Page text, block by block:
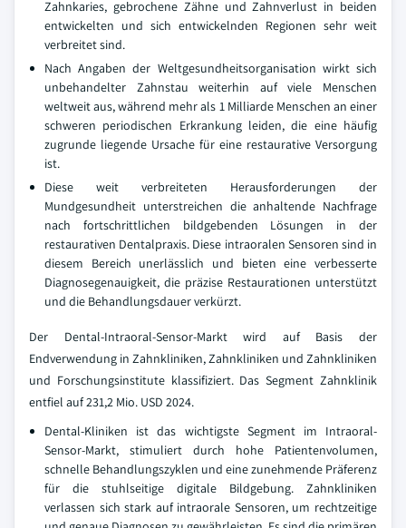
Zahnkaries, gebrochene Zähne und Zahnverlust in beiden
entwickelten und sich entwickelnden Regionen sehr weit
verbreitet sind.
Nach Angaben der Weltgesundheitsorganisation wirkt sich
unbehandelter Zahnstau weiterhin auf viele Menschen
weltweit aus, während mehr als 1 Milliarde Menschen an einer
schweren periodischen Erkrankung leiden, die eine häufig
zugrunde liegende Ursache für eine restaurative Versorgung
ist.
Diese weit verbreiteten Herausforderungen der
Mundgesundheit unterstreichen die anhaltende Nachfrage
nach fortschrittlichen bildgebenden Lösungen in der
restaurativen Dentalpraxis. Diese intraoralen Sensoren sind in
diesem Bereich unerlässlich und bieten eine verbesserte
Diagnosegenauigkeit, die präzise Restaurationen unterstützt
und die Behandlungsdauer verkürzt.
Der Dental-Intraoral-Sensor-Markt wird auf Basis der
Endverwendung in Zahnkliniken, Zahnkliniken und Zahnkliniken
und Forschungsinstitute klassifiziert. Das Segment Zahnklinik
entfiel auf 231,2 Mio. USD 2024.
Dental-Kliniken ist das wichtigste Segment im Intraoral-
Sensor-Markt, stimuliert durch hohe Patientenvolumen,
schnelle Behandlungszyklen und eine zunehmende Präferenz
für die stuhlseitige digitale Bildgebung. Zahnkliniken
verlassen sich stark auf intraorale Sensoren, um rechtzeitige